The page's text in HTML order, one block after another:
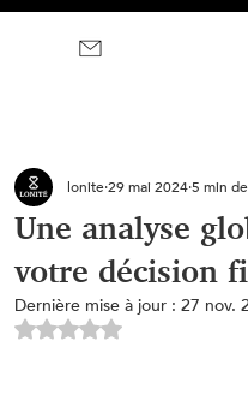
Une analyse
votre décision
lonite 29 mai 2024 5 min
Dernière mise à jour :27 nov.
Noté NaN étoiles sur 5.